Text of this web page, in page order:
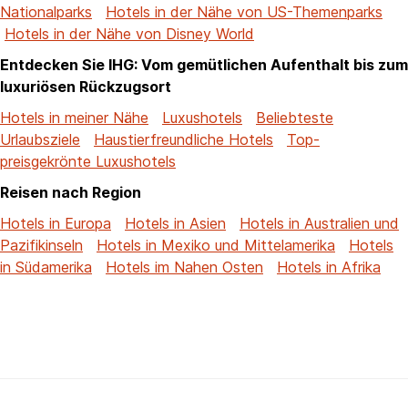
Nationalparks
Hotels in der Nähe von US-Themenparks
Hotels in der Nähe von Disney World
Entdecken Sie IHG: Vom gemütlichen Aufenthalt bis zum
luxuriösen Rückzugsort
Hotels in meiner Nähe
Luxushotels
Beliebteste
Urlaubsziele
Haustierfreundliche Hotels
Top-
preisgekrönte Luxushotels
Reisen nach Region
Hotels in Europa
Hotels in Asien
Hotels in Australien und
Pazifikinseln
Hotels in Mexiko und Mittelamerika
Hotels
in Südamerika
Hotels im Nahen Osten Hotels in Afrika